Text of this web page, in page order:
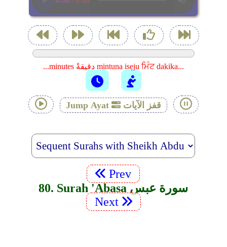
...minutes دقيقةً mintuna isẹju ਮਿੰਟ dakika...
Jump Ayat قفز الآيات
Prev
80. Surah 'Abasa سورة عبس
Next